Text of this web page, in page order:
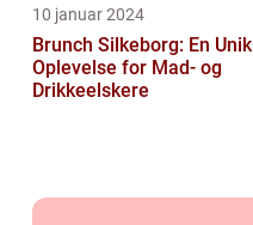
10 januar 2024
Brunch Silkeborg: En Unik
Oplevelse for Mad- og
Drikkeelskere